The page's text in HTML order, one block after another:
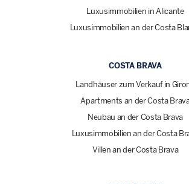
Luxusimmobilien in Alicante
Luxusimmobilien an der Costa
COSTA BRAVA
Landhäuser zum Verkauf in
Apartments an der Costa
Neubau an der Costa Brava
Luxusimmobilien an der Costa
Villen an der Costa Brava